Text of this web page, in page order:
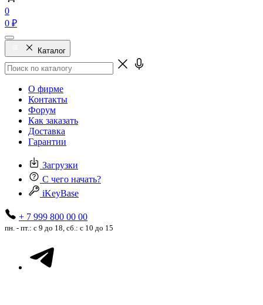
0
0 ₽
Каталог
О фирме
Контакты
Форум
Как заказать
Доставка
Гарантии
Загрузки
С чего начать?
iKeyBase
+ 7 999 800 00 00
пн. - пт.: с 9 до 18, сб.: с 10 до 15